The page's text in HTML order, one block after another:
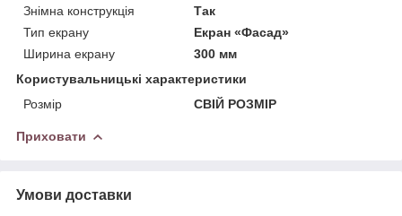
Знімна конструкція
Так
Тип екрану
Екран «Фасад»
Ширина екрану
300 мм
Користувальницькі характеристики
Розмір
СВІЙ РОЗМІР
Приховати
Умови доставки